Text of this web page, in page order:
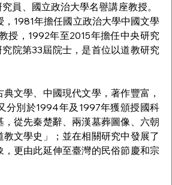
員、國立政治大學名譽講座教授。
1981年擔任國立政治大學中國文學
授，1992年至2015年擔任中央研究
院第33屆院士，是首位以道教研究
文學、中國現代文學，著作豐富，
分別於1994年及1997年獲頒授國科
從先秦楚辭、兩漢墓葬圖像、六朝
文學史」；並在相關研究中發展了
，更由此延伸至臺灣的民俗節慶和宗